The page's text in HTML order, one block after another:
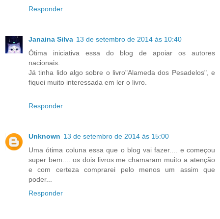
Responder
Janaina Silva 13 de setembro de 2014 às 10:40
Ótima iniciativa essa do blog de apoiar os autores
nacionais.
Já tinha lido algo sobre o livro"Alameda dos Pesadelos", e
fiquei muito interessada em ler o livro.
Responder
Unknown 13 de setembro de 2014 às 15:00
Uma ótima coluna essa que o blog vai fazer.... e começou
super bem.... os dois livros me chamaram muito a atenção
e com certeza comprarei pelo menos um assim que
poder...
Responder